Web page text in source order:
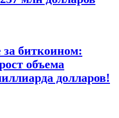
за биткоином:
объема
долларов!